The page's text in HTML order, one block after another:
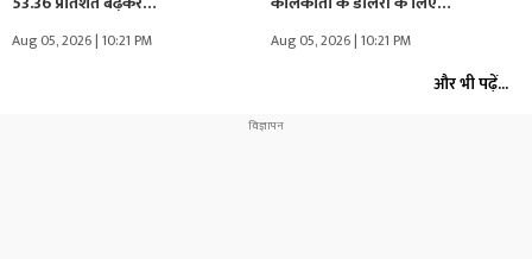
Aug 05, 2026 | 10:21 PM Aug 05, 2026 | 10:21 PM
और भी पढ़ें...